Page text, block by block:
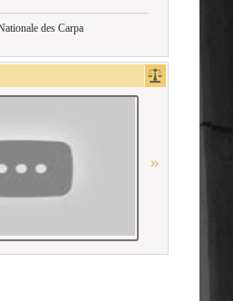
des Carpa
իրավունքների պաշտպան
Bar Association
Bibliothèque du Droit